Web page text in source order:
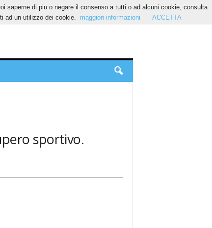
sportivo.
saperne di piu o negare il consenso a tutti o ad alcuni cookie, consulta
ad un utilizzo dei cookie.
maggiori informazioni ACCETTA